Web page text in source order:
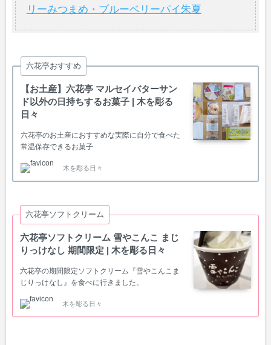
リーみつまめ・ブルーベリーパイ朱夏
六花亭おすすめ
【お土産】六花亭 マルセイバターサン
ド以外の日持ちするお菓子 | 木を彫る
日々
六花亭のお土産におすすめな実際に自分で食べた
常温保存できるお菓子
木を彫る日々
六花亭ソフトクリーム
六花亭ソフトクリーム 雪やこんこ まじ
りっけなし 期間限定 | 木を彫る日々
六花亭の期間限定ソフトクリーム『雪やこんこま
じりっけなし』を食べに行きました。
木を彫る日々